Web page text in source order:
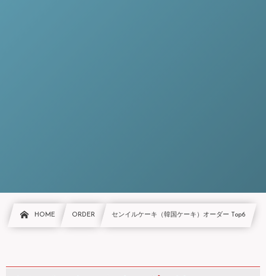
HOME ORDER センイルケーキ（韓国ケーキ）オーダー Top6